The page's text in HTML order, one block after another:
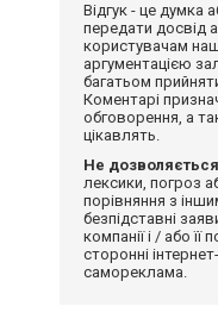
Відгук - це думка
передати досвід
користувачам
аргументацією
багатьом
Коментарі
обговорення, а
цікавлять.
Не
лексики, погроз
порівняння з
безпідставні
компанії і / або
сторонні
самореклама.